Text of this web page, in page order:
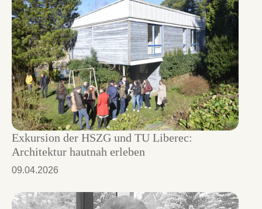
Exkursion der HSZG und TU Liberec:
Architektur hautnah erleben
09.04.2026